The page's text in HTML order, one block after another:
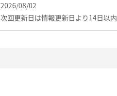
2026/08/02
次回更新日は情報更新日より14日以内